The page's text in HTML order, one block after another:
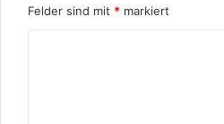
Felder sind mit * markiert